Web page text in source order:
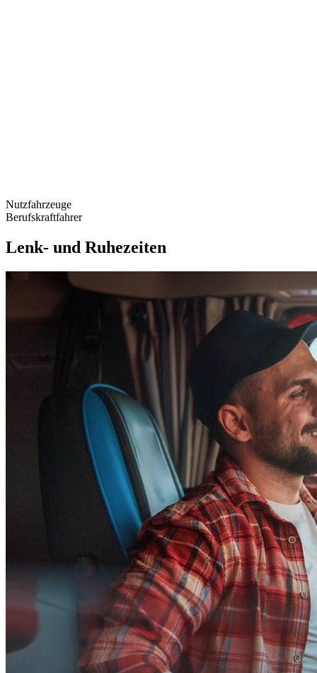
Nutzfahrzeuge
Berufskraftfahrer
Lenk- und Ruhezeiten